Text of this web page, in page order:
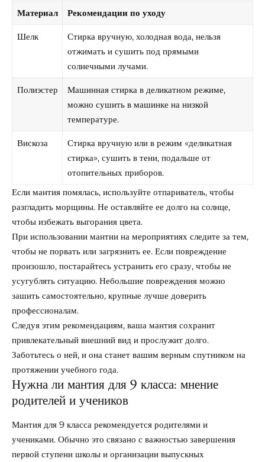
Материал
Рекомендации по уходу
Шелк
Стирка вручную, холодная вода, нельзя
отжимать и сушить под прямыми
солнечными лучами.
Полиэстер
Машинная стирка в деликатном режиме,
можно сушить в машинке на низкой
температуре.
Вискоза
Стирка вручную или в режим «деликатная
стирка», сушить в тени, подальше от
отопительных приборов.
Если мантия помялась, используйте отпариватель, чтобы
разгладить морщины. Не оставляйте ее долго на солнце,
чтобы избежать выгорания цвета.
При использовании мантии на мероприятиях следите за тем,
чтобы не порвать или загрязнить ее. Если повреждение
произошло, постарайтесь устранить его сразу, чтобы не
усугублять ситуацию. Небольшие повреждения можно
зашить самостоятельно, крупные лучше доверить
профессионалам.
Следуя этим рекомендациям, ваша мантия сохранит
привлекательный внешний вид и прослужит долго.
Заботьтесь о ней, и она станет вашим верным спутником на
протяжении учебного года.
Нужна ли мантия для 9 класса: мнение
родителей и учеников
Мантия для 9 класса рекомендуется родителями и
учениками. Обычно это связано с важностью завершения
первой ступени школы и организации выпускных